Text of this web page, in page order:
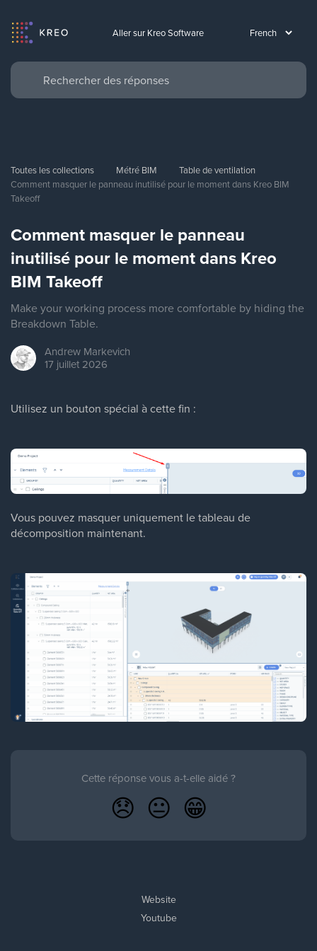
Aller sur Kreo Software
Toutes les collections Métré BIM
Table de ventilation
Comment masquer le panneau inutilisé pour le moment dans Kreo BIM
Takeoff
Comment masquer le panneau
inutilisé pour le moment dans Kreo
BIM Takeoff
Make your working process more comfortable by hiding the
Breakdown Table.
Andrew Markevich
17 juillet 2026
Utilisez un bouton spécial à cette fin :
Vous pouvez masquer uniquement le tableau de
décomposition maintenant.
Cette réponse vous a-t-elle aidé ?
😞 😐 😁
Website
Youtube